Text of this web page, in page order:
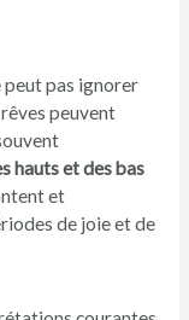
peut pas ignorer
rêves peuvent
hauts et des bas
et
de joie et de